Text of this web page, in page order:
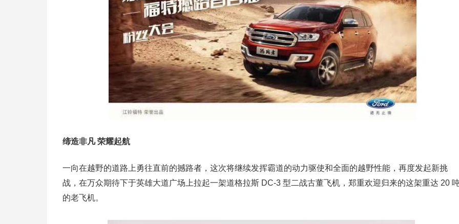
缔造非凡 荣耀起航
一向在越野的道路上勇往直前的撼路者，这次将继续发挥霸道的动力驱使和全面的越野性能，再度发起新挑
战，在万众期待下于英雄大道广场上拉起一架道格拉斯 DC-3 型二战古董飞机，郑重欢迎归来的这架重达 20
的老飞机。